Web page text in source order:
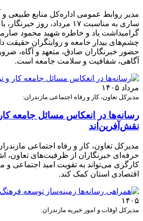
مدیر روابط عمومی اداره‌کل منابع طبیعی و
ساری به مناسبت ۱۷ مرداد، روز
گرامیداشت یاد و خاطره شهید محمود
چشم‌های بیدار جامعه و روایتگران حقیقت
حضور خبرنگاران صادق، متعهد و آگاه،
آگاهی، شفافیت و سلامت جامعه است.
مرداد ۱۴۰۵
مدیرکل تعاون، کار و رفاه اجتماعی مازندران:
رسانه‌ها در انعکاس مسائل جامعه
نقش‌آفرین‌اند
مدیرکل تعاون، کار و رفاه اجتماعی
حرفه‌ای خبرنگاران از ظرفیت‌های تعاون،
کارگری می‌تواند به تقویت امید اجتماعی و
اقتصادی استان کمک کند.
۱۴۰۵
مدیرکل اوقات و امور خیریه مازندران: